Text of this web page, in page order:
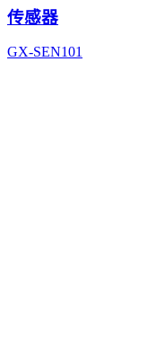
传感器
GX-SEN101